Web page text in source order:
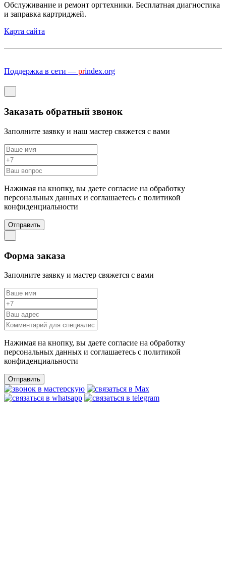
Обслуживание и ремонт оргтехники. Бесплатная диагностика
и заправка картриджей.
Карта сайта
Поддержка в сети — prindex.org
Заказать обратный звонок
Заполните заявку и наш мастер свяжется с вами
Нажимая на кнопку, вы даете согласие на обработку
персональных данных и соглашаетесь c политикой
конфиденциальности
Отправить
Форма заказа
Заполните заявку и мастер свяжется с вами
Нажимая на кнопку, вы даете согласие на обработку
персональных данных и соглашаетесь c политикой
конфиденциальности
Отправить